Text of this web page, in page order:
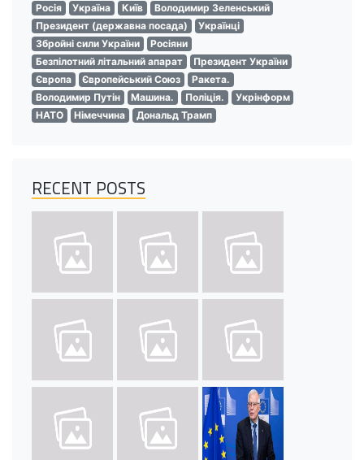
Росія Україна Київ
Володимир Зеленський
Президент (державна посада)
Українці
Збройні сили України
Росіяни
Безпілотний літальний апарат
Президент України
Європа
Європейський Союз
Ракета.
Володимир Путін
Машина. Поліція.
Укрінформ
НАТО
Німеччина Дональд Трамп
RECENT POSTS